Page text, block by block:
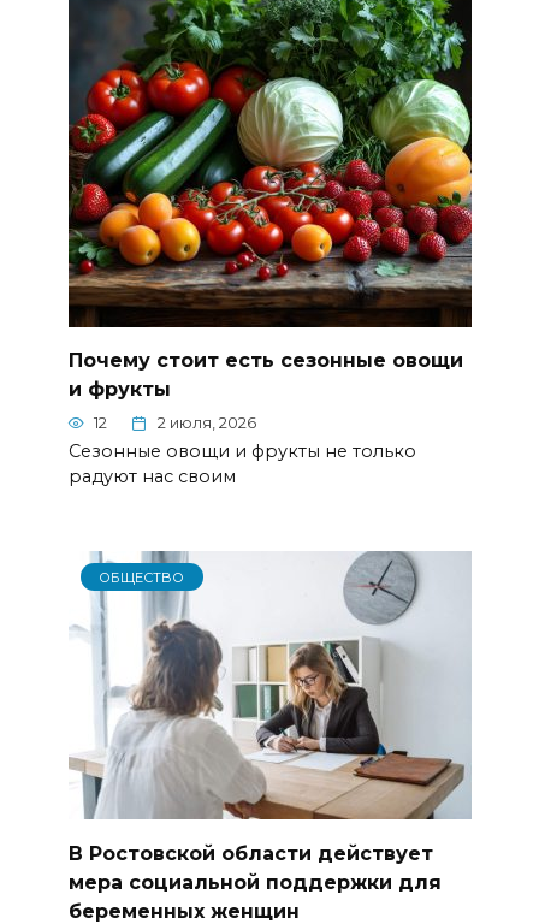
Почему стоит есть сезонные овощи
и фрукты
12 2 июля, 2026
Сезонные овощи и фрукты не только
радуют нас своим
ОБЩЕСТВО
В Ростовской области действует
мера социальной поддержки для
беременных женщин